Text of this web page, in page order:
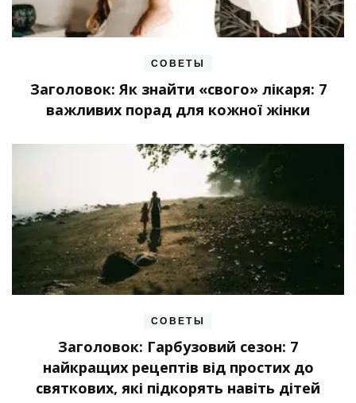
СОВЕТЫ
Заголовок: Як знайти «свого» лікаря: 7
важливих порад для кожної жінки
СОВЕТЫ
Заголовок: Гарбузовий сезон: 7
найкращих рецептів від простих до
святкових, які підкорять навіть дітей